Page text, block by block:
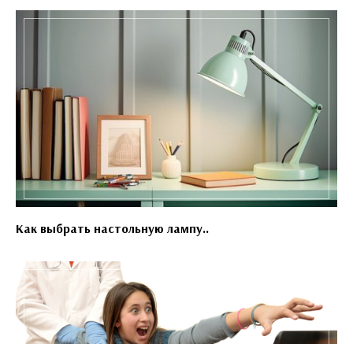
Как выбрать настольную лампу..